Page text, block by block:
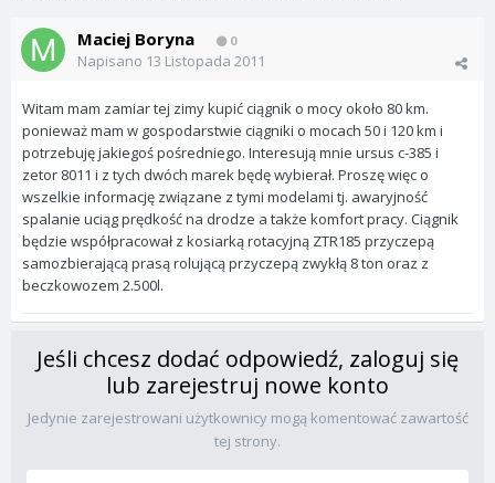
Maciej Boryna 0
Napisano 13 Listopada 2011
Witam mam zamiar tej zimy kupić ciągnik o mocy około 80 km.
ponieważ mam w gospodarstwie ciągniki o mocach 50 i 120 km i
potrzebuję jakiegoś pośredniego. Interesują mnie ursus c-385 i
zetor 8011 i z tych dwóch marek będę wybierał. Proszę więc o
wszelkie informację związane z tymi modelami tj. awaryjność
spalanie uciąg prędkość na drodze a także komfort pracy. Ciągnik
będzie współpracował z kosiarką rotacyjną ZTR185 przyczepą
samozbierającą prasą rolującą przyczepą zwykłą 8 ton oraz z
beczkowozem 2.500l.
Jeśli chcesz dodać odpowiedź, zaloguj się
lub zarejestruj nowe konto
Jedynie zarejestrowani użytkownicy mogą komentować zawartość
tej strony.